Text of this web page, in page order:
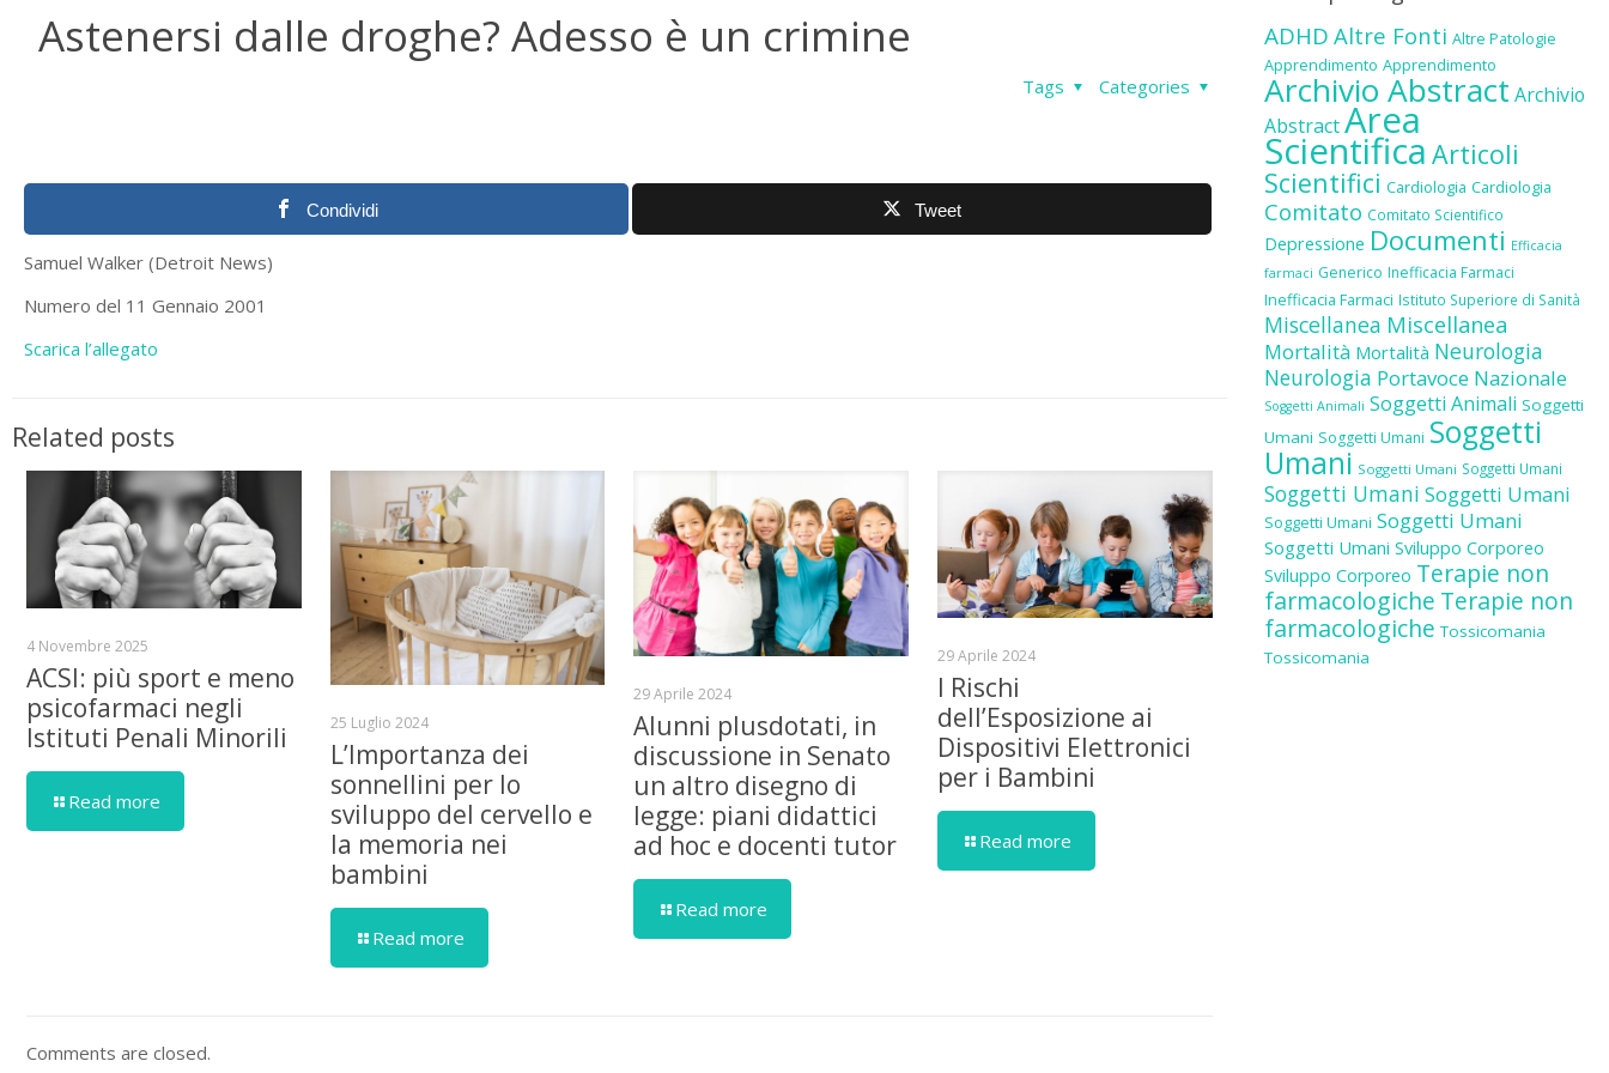
Astenersi dalle droghe? Adesso è un crimine
Categories
Tags
Condividi Tweet
Samuel Walker (Detroit News)
Numero del 11 Gennaio 2001
Scarica l’allegato
Related posts
4 Novembre 2025
ACSI: più sport e meno
psicofarmaci negli
Istituti Penali Minorili
Read more
25 Luglio 2024
L’Importanza dei
sonnellini per lo
sviluppo del cervello e
la memoria nei
bambini
Read more
29 Aprile 2024
Alunni plusdotati, in
discussione in Senato
un altro disegno di
legge: piani didattici
ad hoc e docenti tutor
Read more
29 Aprile 2024
I Rischi
dell’Esposizione ai
Dispositivi Elettronici
per i Bambini
Read more
Comments are closed.
ADHD Altre Fonti Altre Patologie
Apprendimento Apprendimento
Archivio Abstract Archivio
AbstractArea
Scientifica Articoli
Scientifici Cardiologia Cardiologia
Comitato Comitato Scientifico
Depressione Documenti Efficacia
farmaci Generico Inefficacia Farmaci
Inefficacia Farmaci Istituto Superiore di Sanità
Miscellanea Miscellanea
Mortalità Mortalità Neurologia
Neurologia Portavoce Nazionale
Soggetti Animali Soggetti Animali Soggetti
Umani Soggetti Umani Soggetti
Umani Soggetti Umani Soggetti Umani
Soggetti Umani Soggetti Umani
Soggetti Umani Soggetti Umani
Soggetti Umani Sviluppo Corporeo
Sviluppo Corporeo Terapie non
farmacologiche Terapie non
farmacologiche Tossicomania
Tossicomania